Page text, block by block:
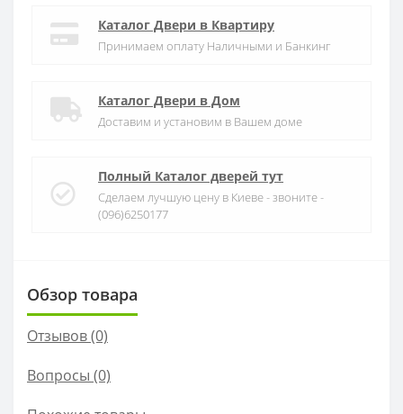
Каталог Двери в Квартиру
Принимаем оплату Наличными и Банкинг
Каталог Двери в Дом
Доставим и установим в Вашем доме
Полный Каталог дверей тут
Сделаем лучшую цену в Киеве - звоните -
(096)6250177
Обзор товара
Отзывов (0)
Вопросы (0)